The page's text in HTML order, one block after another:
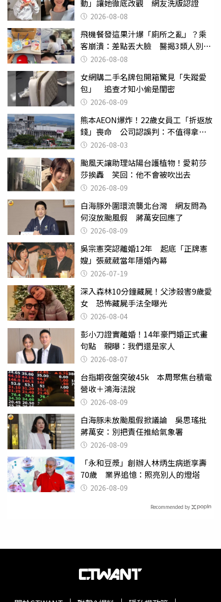
動」讓她徹底改觀 網友洗版認證
2026-08-08
飛機餐發這果汁爆「廁所之亂」？乘
客崩潰：差點丟大臉 醫揭3類人別亂
喝 2026-08-08
女網購二手名牌包開箱驚見「失蹤愛
包」 追查才知小偷是閨密
2026-08-09
熊本AEON爆炸！22歲女員工「折返放
錢」喪命 公司認誤判：不值得拿命
換 2026-08-03
颱風天讓助理站陽台護植物！愛莉莎
莎挨轟 笑回：他不會被吹出去
2026-08-09
白海豚外圍環流襲北台灣 網友問為
何沒放颱風假 蔣萬安回應了
2026-08-09
吳宗憲突認離婚12年 起底「正牌憲
嫂」張葳葳當年隱婚內幕
2026-07-19
深入森林10分鐘藏屍！父涉殺害9歲愛
女 恐怖藏屍手法全曝光
2026-08-04
彭小刀證實離婚！14年豪門婚正式畫
句點 親曝：我們還是家人
2026-08-07
台指期夜盤突破45k 本周聚焦台積電
營收＋鴻海法說
2026-08-09
白海豚未放颱風假掀議論 吳思瑤批
蔣萬安：別把責任推給氣象署
2026-08-09
「永和豆漿」創辦人林炳生病逝享壽
70歲 業界追憶：照亮別人的燈塔
2026-08-09
Recommended by